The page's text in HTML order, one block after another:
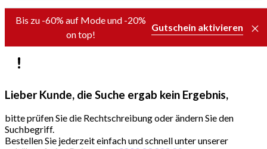
Bis zu -60% auf Mode und -20%
on top!
Gutschein aktivieren
Lieber Kunde, die Suche ergab kein Ergebnis,
bitte prüfen Sie die Rechtschreibung oder ändern Sie den
Suchbegriff.
Bestellen Sie jederzeit einfach und schnell unter unserer